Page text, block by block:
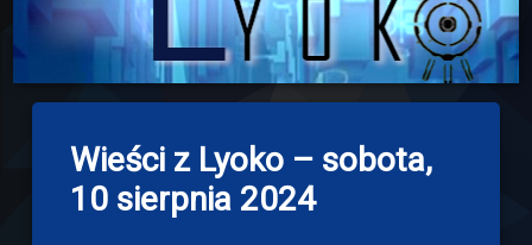
Discord
Drogowskaz
Download
Wieści z Lyoko – sobota,
10 sierpnia 2024